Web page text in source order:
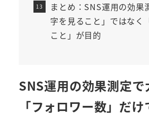
まとめ：SNS運用の効果
字を見ること」ではなく
こと」が目的
SNS運用の効果測定
「フォロワー数」だ